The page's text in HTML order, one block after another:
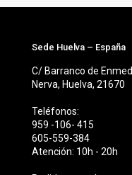
Sede Huelva – España
C/ Barranco de
Nerva, Huelva, 21670
Teléfonos:
959 -106- 415
605-559-384
Atención: 10h - 20h